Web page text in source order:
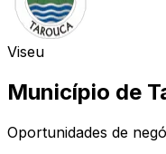
Viseu
Município de
Oportunidades de